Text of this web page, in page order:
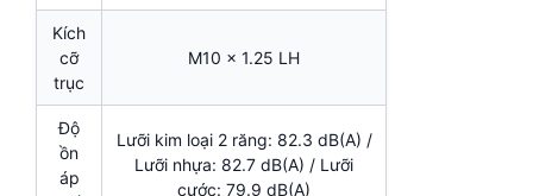
Kích
cỡ
trục
M10 x 1.25 LH
Độ
ồn
áp
Lưỡi kim loại 2 răng: 82.3 dB(A) /
Lưỡi nhựa: 82.7 dB(A) / Lưỡi
cước: 79.9 dB(A)